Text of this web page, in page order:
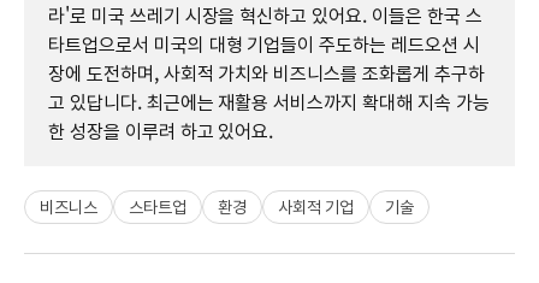
라'로 미국 쓰레기 시장을 혁신하고 있어요. 이들은 한국 스
타트업으로서 미국의 대형 기업들이 주도하는 레드오션 시
장에 도전하며, 사회적 가치와 비즈니스를 조화롭게 추구하
고 있답니다. 최근에는 재활용 서비스까지 확대해 지속 가능
한 성장을 이루려 하고 있어요.
비즈니스 스타트업 환경 사회적 기업 기술